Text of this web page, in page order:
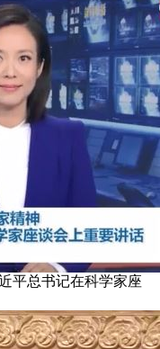
平总书记在科学家座